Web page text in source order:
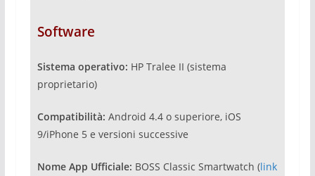
Software
Sistema operativo: HP Tralee II (sistema
proprietario)
Compatibilità: Android 4.4 o superiore, iOS
9/iPhone 5 e versioni successive
Nome App Ufficiale: BOSS Classic Smartwatch (link